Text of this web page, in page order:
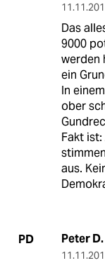
Das
9000
werden
ein
In
ober
Fakt
aus.
PD Peter D.